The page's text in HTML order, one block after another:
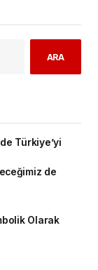
ARA
Türkiye’yi
de
Olarak